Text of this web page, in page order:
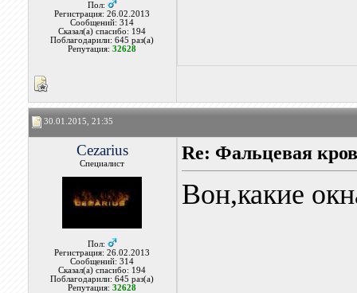
Пол:
Регистрация: 26.02.2013
Сообщений: 314
Сказал(а) спасибо: 194
Поблагодарили: 645 раз(а)
Репутация:32628
30.01.2015, 21:35
Cezarius
Специалист
Пол:
Регистрация: 26.02.2013
Сообщений: 314
Сказал(а) спасибо: 194
Поблагодарили: 645 раз(а)
Репутация:32628
Re: Фальцевая
Вон,какие